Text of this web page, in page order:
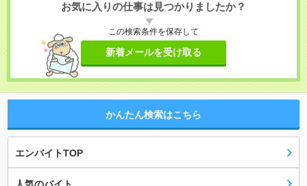
お気に入りの仕事は見つかりましたか？
この検索条件を保存して
新着メールを受け取る
かんたん検索はこちら
エンバイトTOP